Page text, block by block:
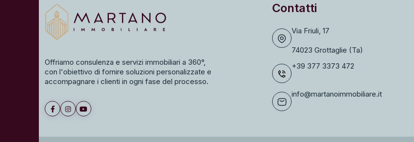
Offriamo consulenza e servizi immobiliari a 360°,
con l'obiettivo di fornire soluzioni personalizzate e
accompagnare i clienti in ogni fase del processo.
Contatti
Via Friuli, 17
74023 Grottaglie (Ta)
+39 377 3373 472
info@martanoimmobiliare.it